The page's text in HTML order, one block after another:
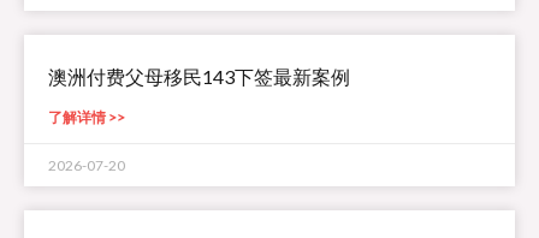
澳洲付费父母移民143下签最新案例
了解详情 >>
2026-07-20